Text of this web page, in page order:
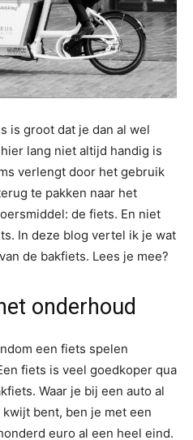
is groot dat je dan al wel
lang niet altijd handig is
verlengt door het gebruik
te pakken naar het
de fiets. En niet
In deze blog vertel ik je wat
de bakfiets. Lees je mee?
onderhoud
een fiets spelen
fiets is veel goedkoper qua
Waar je bij een auto al
bent, ben je met een
euro al een heel eind.